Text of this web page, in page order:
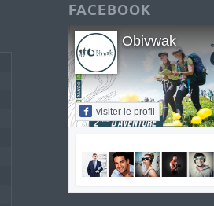
FACEBOOK
Obivwak
visiter le profil